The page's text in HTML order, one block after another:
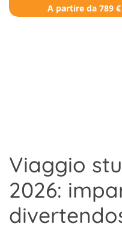
A partire da 789 €
Viaggio
2026: